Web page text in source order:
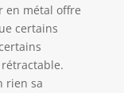
caméra:
en métal offre
certains
rien sa